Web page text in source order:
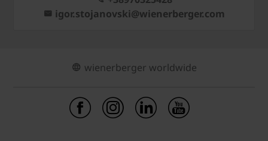
igor.stojanovski@wienerberger.com
wienerberger worldwide